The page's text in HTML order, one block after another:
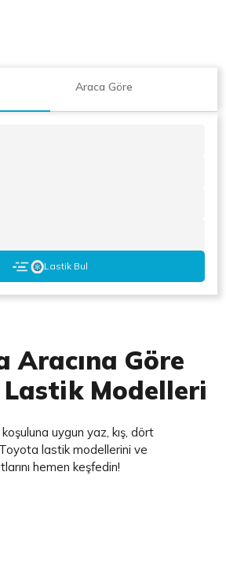
Araca Göre
Lastik Bul
Aracına Göre
Modelleri
uygun yaz, kış, dört
lastik modellerini ve
hemen keşfedin!